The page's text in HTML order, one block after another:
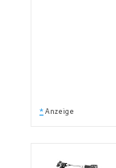
* Anzeige